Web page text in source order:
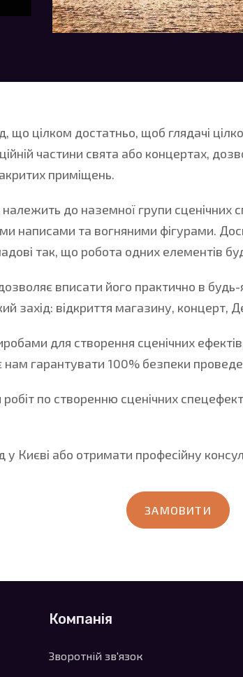
що цілком достатньо, щоб глядачі
частини свята або концертах,
приміщень.
до наземної групи
написами та вогняними фігурами.
так, що робота одних елементів
вписати його практично в
захід: відкриття магазину, концерт,
для створення сценічних
нам гарантувати 100% безпеки
по створенню сценічних
Києві або отримати професійну
ЗАМОВИТИ
Компанія
Зворотній зв'язок